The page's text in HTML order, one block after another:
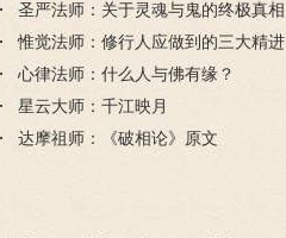
圣严法师：关于灵魂与鬼的终极真相
惟觉法师：修行人应做到的三大精进
心律法师：什么人与佛有缘？
星云大师：千江映月
达摩祖师：《破相论》原文